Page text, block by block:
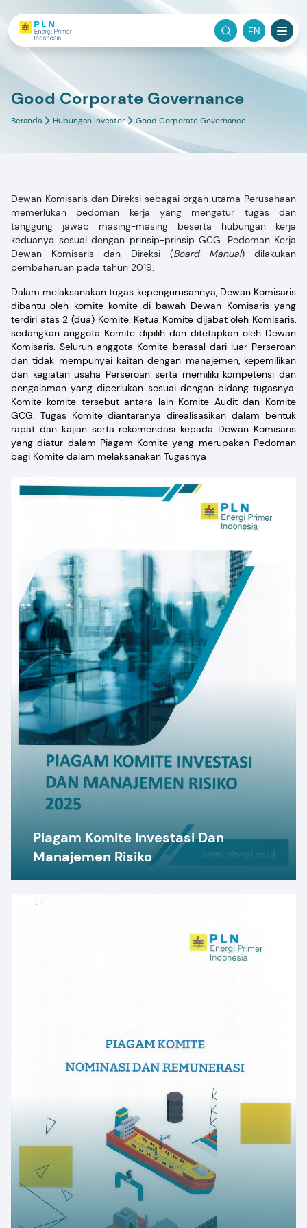
EN
Good Corporate Governance
Beranda Hubungan Investor Good Corporate Governance
Dewan Komisaris dan Direksi sebagai organ utama Perusahaan
memerlukan pedoman kerja yang mengatur tugas dan
tanggung jawab masing-masing beserta hubungan kerja
keduanya sesuai dengan prinsip-prinsip GCG. Pedoman Kerja
Dewan Komisaris dan Direksi (Board Manual) dilakukan
pembaharuan pada tahun 2019.
Dalam melaksanakan tugas kepengurusannya, Dewan Komisaris
dibantu oleh komite-komite di bawah Dewan Komisaris yang
terdiri atas 2 (dua) Komite. Ketua Komite dijabat oleh Komisaris,
sedangkan anggota Komite dipilih dan ditetapkan oleh Dewan
Komisaris. Seluruh anggota Komite berasal dari luar Perseroan
dan tidak mempunyai kaitan dengan manajemen, kepemilikan
dan kegiatan usaha Perseroan serta memiliki kompetensi dan
pengalaman yang diperlukan sesuai dengan bidang tugasnya.
Komite-komite tersebut antara lain Komite Audit dan Komite
GCG. Tugas Komite diantaranya direalisasikan dalam bentuk
rapat dan kajian serta rekomendasi kepada Dewan Komisaris
yang diatur dalam Piagam Komite yang merupakan Pedoman
bagi Komite dalam melaksanakan Tugasnya
Piagam Komite Investasi Dan
Manajemen Risiko